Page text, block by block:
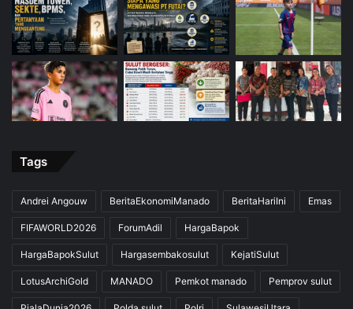
Tags
Andrei Angouw BeritaEkonomiManado BeritaHariIni Emas
FIFAWORLD2026 ForumAdil HargaBapok
HargaBapokSulut Hargasembakosulut KejatiSulut
LotusArchiGold MANADO Pemkot manado Pemprov sulut